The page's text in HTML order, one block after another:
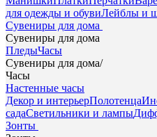
для одежды и обувиЛейблы и
Сувениры для дома
Сувениры для дома
ПледыЧасы
Сувениры для дома/
Часы
Настенные часы
Декор и интерьерПолотенца
садаСветильники и лампы
Зонты